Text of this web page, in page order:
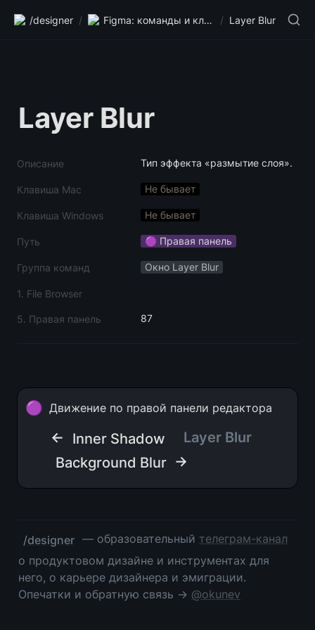
/designer / Figma: команды и клавиши / Layer Blur
Layer Blur
Описание Тип эффекта «размытие слоя».
Клавиша Mac Не бывает
Клавиша Windows Не бывает
Путь 🟣 Правая панель
Группа команд Окно Layer Blur
1. File Browser
5. Правая панель 87
🟣 Движение по правой панели редактора
← Inner Shadow
Layer Blur
Background Blur →
/designer — образовательный телеграм-канал
о продуктовом дизайне и инструментах для
него, о карьере дизайнера и эмиграции.
Опечатки и обратную связь → @okunev